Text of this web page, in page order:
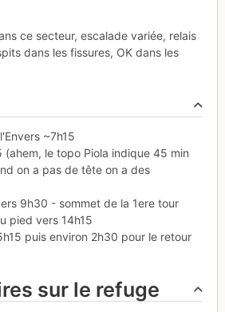
ce secteur, escalade variée, relais
dans les fissures, OK dans les
~7h15
(ahem, le topo Piola indique 45 min
on a pas de tête on a des
9h30 - sommet de la 1ere tour
pied vers 14h15
puis environ 2h30 pour le retour
sur le refuge